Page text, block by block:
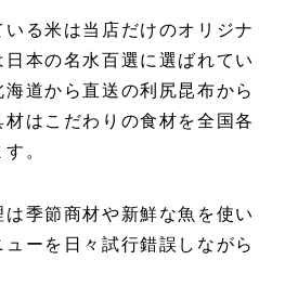
る米は当店だけのオリジナ
本の名水百選に選ばれてい
道から直送の利尻昆布から
はこだわりの食材を全国各
。
季節商材や新鮮な魚を使い
ーを日々試行錯誤しながら